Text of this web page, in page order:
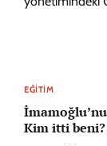
EĞITIM
Kim itti beni?